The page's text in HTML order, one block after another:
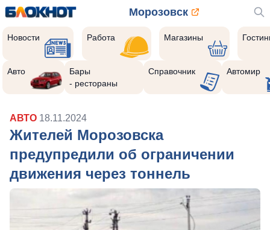
Морозовск
Новости Работа Магазины
Авто
Бары
- рестораны
Справочник Автомир
АВТО 18.11.2024
Жителей Морозовска
предупредили об ограничении
движения через тоннель